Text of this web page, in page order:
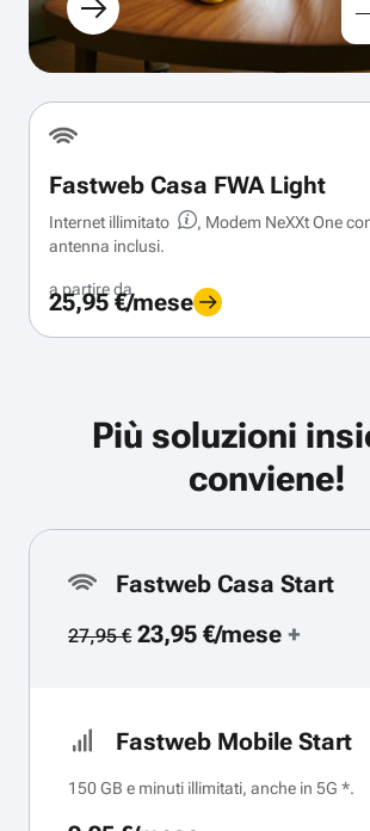
Fastweb Casa FWA Light
Internet illimitato
, Modem NeXXt One
antenna inclusi.
a partire da
25,95 €/mese
Più soluzioni
conviene!
Fastweb Casa Start
27,95 €23,95 €/mese+
Fastweb Mobile Start
150 GB e minuti illimitati, anche in 5G *.